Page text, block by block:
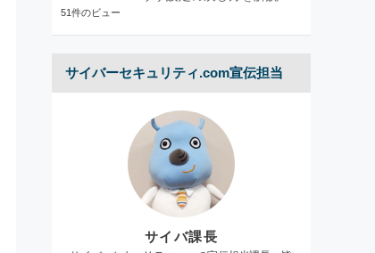
51件のビュー
サイバーセキュリティ.com宣伝担当
サイバ課長